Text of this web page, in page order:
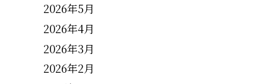
2026年5月
2026年4月
2026年3月
2026年2月